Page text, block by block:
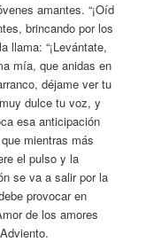
amantes. “¡Oíd
brincando por los
llama: “¡Levántate,
mía, que anidas en
déjame ver tu
dulce tu voz, y
esa anticipación
mientras más
el pulso y la
se va a salir por la
provocar en
de los amores